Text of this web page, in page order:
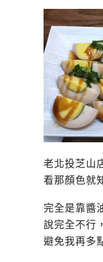
老北投芝山
看那顏色就
完全是靠醬
說完全不行
避免我再多